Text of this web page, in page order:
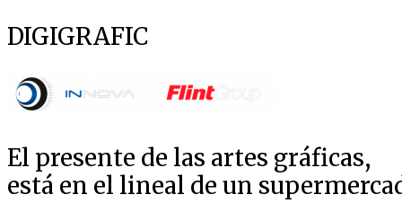
DIGIGRAFIC
El presente de las artes gráficas,
está en el lineal de un